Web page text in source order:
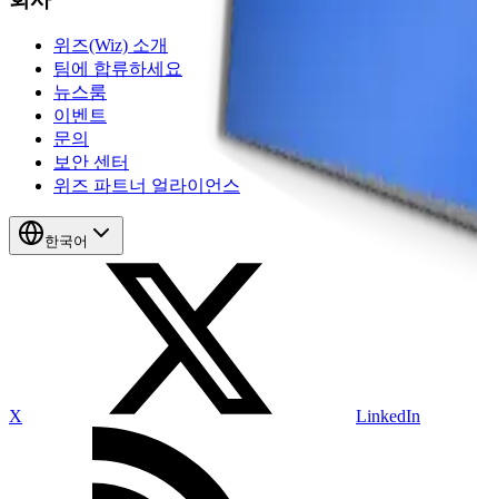
위즈(Wiz) 소개
팀에 합류하세요
뉴스룸
이벤트
문의
보안 센터
위즈 파트너 얼라이언스
한국어
X LinkedIn